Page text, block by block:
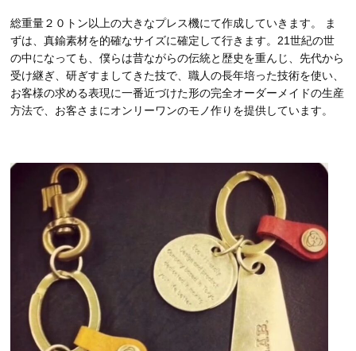
総重量２０トン以上の大きなプレス機にて作成していきます。 ま
ずは、真鍮素材を的確なサイズに確定して行きます。21世紀の世
の中になっても、僕らは昔ながらの伝統と歴史を重んじ、先代から
受け継ぎ、研ぎすましてきた技で、職人の長年培った技術を使い、
お客様の求める表現に一番近づけた形の完全オーダーメイドの生産
方法で、お客さまにオンリーワンのモノ作りを提供しています。